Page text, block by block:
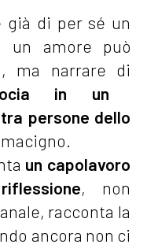
già di per sé un
un amore può
ma narrare di
in un
persone dello
un capolavoro
, non
racconta la
ancora non ci